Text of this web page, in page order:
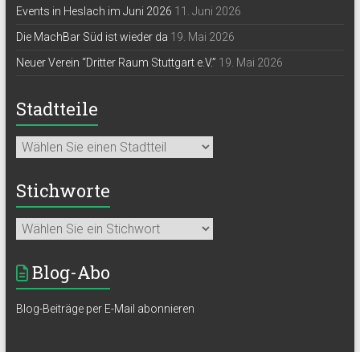
Events in Heslach im Juni 2026 11. Juni 2026
Die MachBar Süd ist wieder da 19. Mai 2026
Neuer Verein “Dritter Raum Stuttgart e.V.” 19. Mai 2026
Stadtteile
Stichworte
Blog-Abo
Blog-Beiträge per E-Mail abonnieren